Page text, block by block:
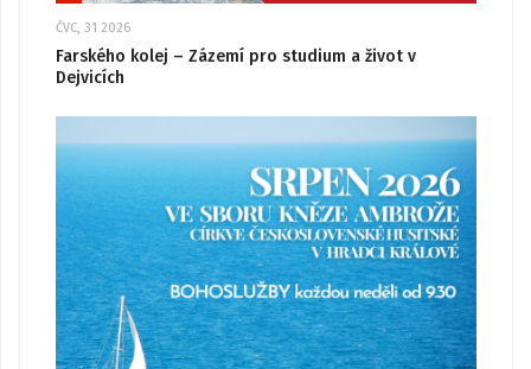
ČVC, 31 2026
Farského kolej – Zázemí pro studium a život v
Dejvicích